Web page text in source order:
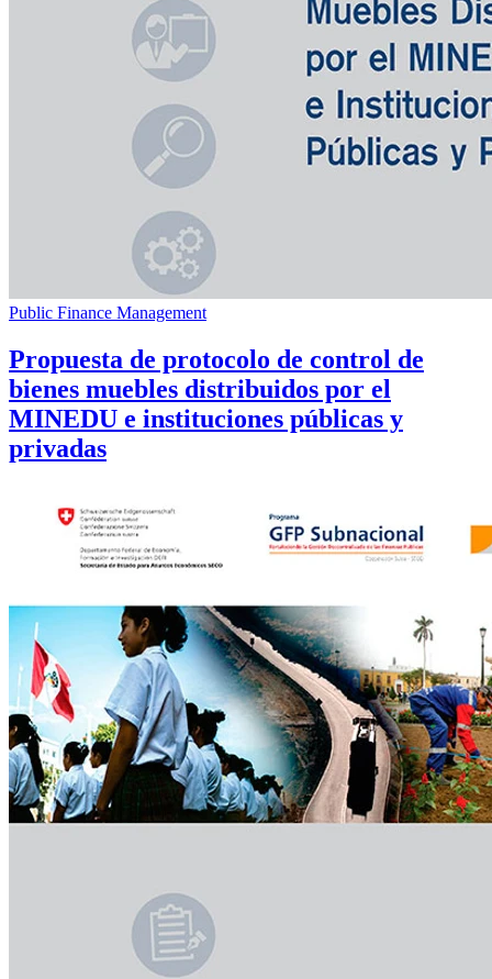
Public Finance Management
Propuesta de protocolo de control de
bienes muebles distribuidos por el
MINEDU e instituciones públicas y
privadas